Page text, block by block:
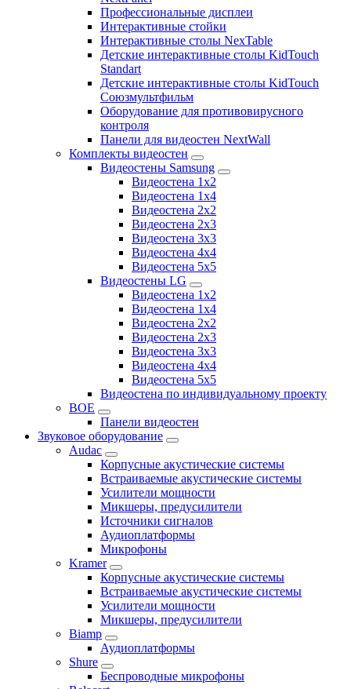
Профессиональные дисплеи
Интерактивные стойки
Интерактивные столы NexTable
Детские интерактивные столы KidTouch
Standart
Детские интерактивные столы KidTouch
Союзмультфильм
Оборудование для противовирусного
контроля
Панели для видеостен NextWall
Комплекты видеостен
Видеостены Samsung
Видеостена 1x2
Видеостена 1x4
Видеостена 2x2
Видеостена 2х3
Видеостена 3x3
Видеостена 4x4
Видеостена 5x5
Видеостены LG
Видеостена 1x2
Видеостена 1x4
Видеостена 2x2
Видеостена 2x3
Видеостена 3x3
Видеостена 4x4
Видеостена 5x5
Видеостена по индивидуальному проекту
BOE
Панели видеостен
Звуковое оборудование
Audac
Корпусные акустические системы
Встраиваемые акустические системы
Усилители мощности
Микшеры, предусилители
Источники сигналов
Аудиоплатформы
Микрофоны
Kramer
Корпусные акустические системы
Встраиваемые акустические системы
Усилители мощности
Микшеры, предусилители
Biamp
Аудиоплатформы
Shure
Беспроводные микрофоны